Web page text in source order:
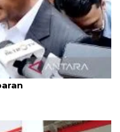
stok BBM cukup